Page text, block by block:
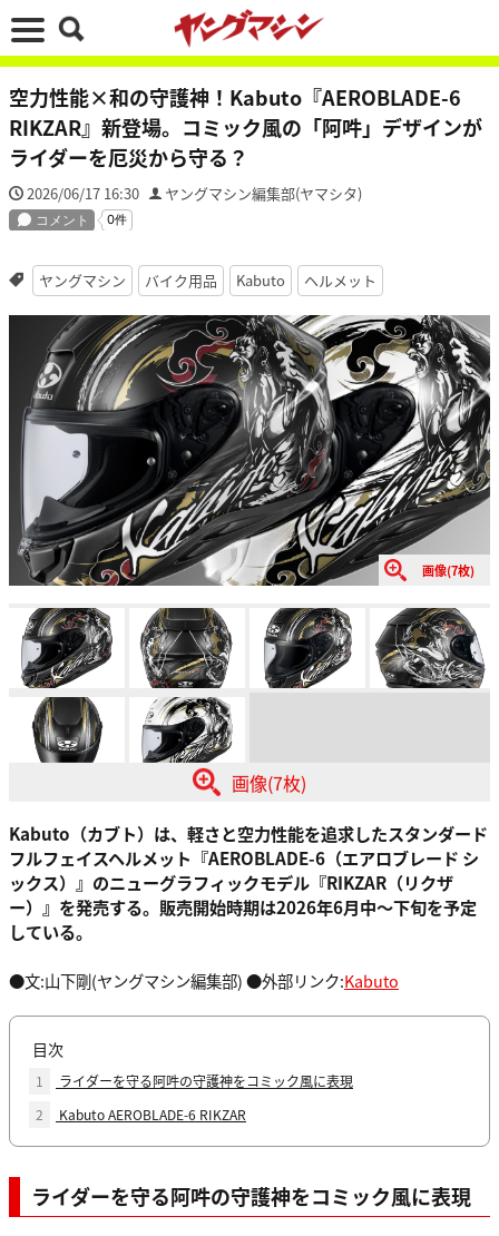
空力性能×和の守護神！Kabuto『AEROBLADE-6
RIKZAR』新登場。コミック風の「阿吽」デザインが
ライダーを厄災から守る？
2026/06/17 16:30 ヤングマシン編集部(ヤマシタ)
ヤングマシン バイク用品 Kabuto ヘルメット
画像(7枚)
画像(7枚)
Kabuto（カブト）は、軽さと空力性能を追求したスタンダード
フルフェイスヘルメット『AEROBLADE-6（エアロブレード シ
ックス）』のニューグラフィックモデル『RIKZAR（リクザ
ー）』を発売する。販売開始時期は2026年6月中～下旬を予定
している。
●文:山下剛(ヤングマシン編集部) ●外部リンク:Kabuto
目次
1
ライダーを守る阿吽の守護神をコミック風に表現
2
Kabuto AEROBLADE-6 RIKZAR
ライダーを守る阿吽の守護神をコミック風に表現